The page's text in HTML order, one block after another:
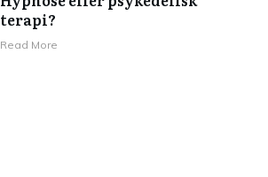
terapi?
Read More